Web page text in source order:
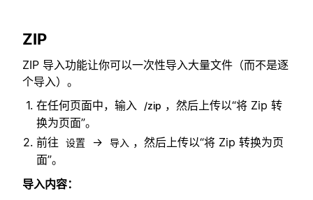
ZIP
ZIP 导入功能让你可以一次性导入大量文件（而不是逐
个导入）。
在任何页面中，输入
/zip ，然后上传以“将 Zip 转
换为页面”。
前往
设置 → 导入 ，然后上传以“将 Zip 转换为页
面”。
导入内容：